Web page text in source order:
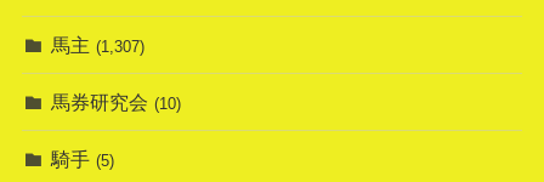
馬主 (1,307)
馬券研究会 (10)
騎手 (5)